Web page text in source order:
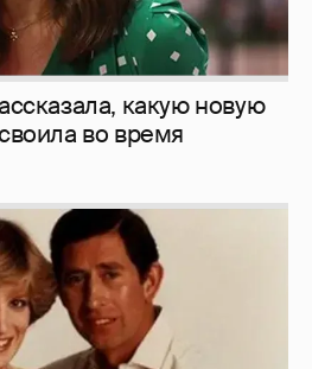
какую новую
во время